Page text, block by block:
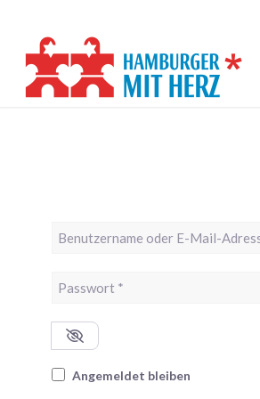
Benutzername oder E-Mail-Adresse
Passwort *
Angemeldet bleiben